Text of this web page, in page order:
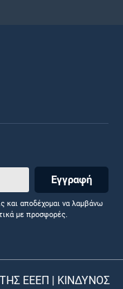
Εγγραφή
και αποδέχομαι να λαμβάνω
με προσφορές.
ΕΕΕΠ | ΚΙΝΔΥΝΟΣ